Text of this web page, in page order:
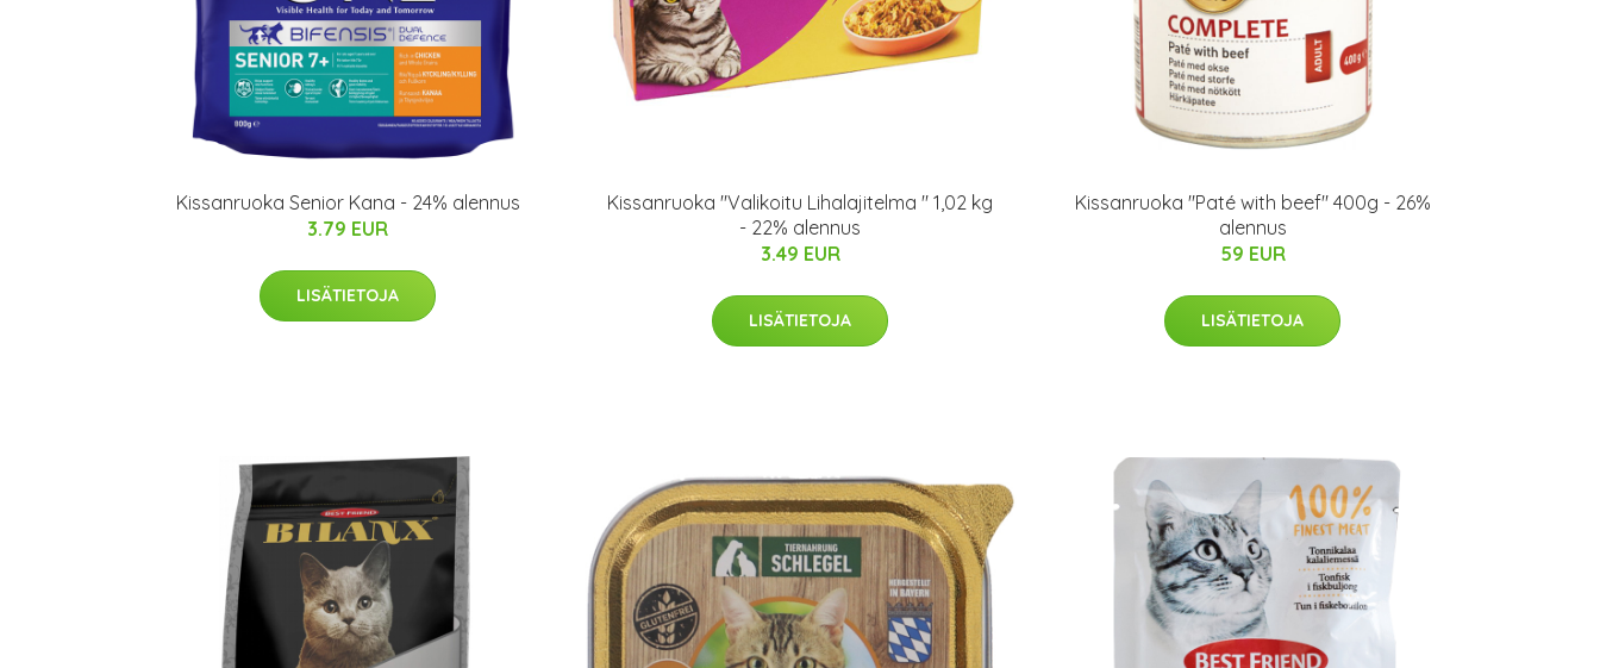
Kissanruoka Senior Kana - 24% alennus
3.79 EUR
LISÄTIETOJA
Kissanruoka "Valikoitu Lihalajitelma " 1,02 kg
- 22% alennus
3.49 EUR
LISÄTIETOJA
Kissanruoka "Paté with beef" 400g - 26%
alennus
59 EUR
LISÄTIETOJA